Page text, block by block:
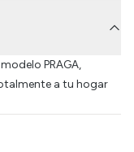
PRAGA,
a tu hogar